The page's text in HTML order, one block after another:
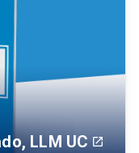
LLM UC launch